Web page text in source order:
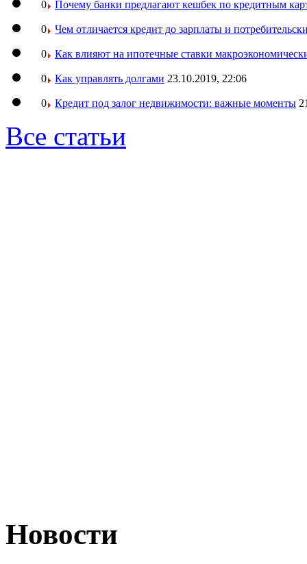
0 Почему банки предлагают кешбек по кредитным
0 Чем отличается кредит до зарплаты и
0 Как влияют на ипотечные ставки
0 Как управлять долгами 23.10.2019, 22:06
0 Кредит под залог недвижимости: важные моменты
Все статьи
Новости